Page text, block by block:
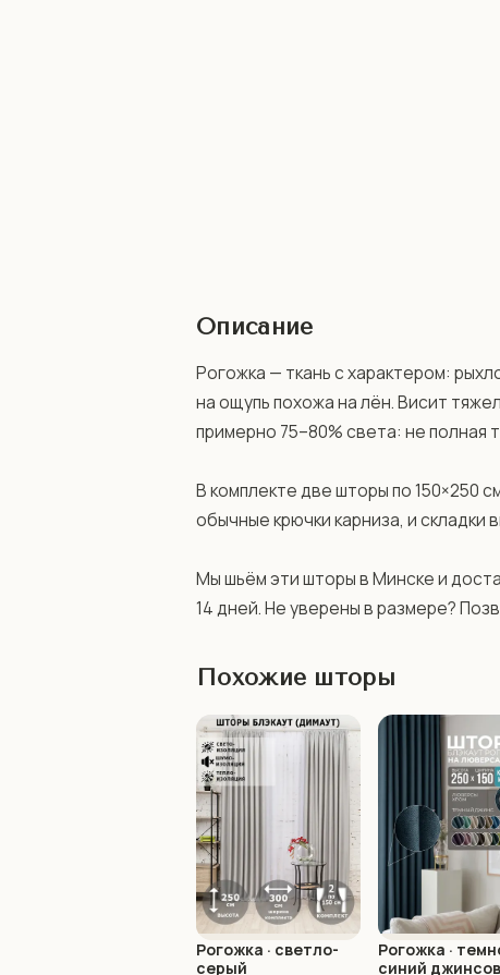
Описание
Рогожка — ткань с характером:
на ощупь похожа на лён. Висит
примерно 75–80% света: не полная
В комплекте две шторы по 150×250
обычные крючки карниза, и складки
Мы шьём эти шторы в Минске и
14 дней. Не уверены в размере?
Похожие шторы
Рогожка · светло-
серый
Рогожка ·
синий